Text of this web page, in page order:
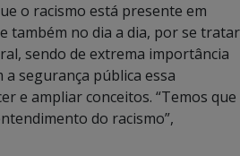
o racismo está presente em
também no dia a dia, por se tratar
sendo de extrema importância
segurança pública essa
e ampliar conceitos. “Temos que
do racismo”,